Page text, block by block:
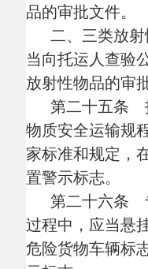
运人员进行运输安
方面的培训，确保
和押运人员熟悉有
及相关操作规程等
放射性物品道路
对驾驶人员、装卸
运输安全生产和基
核；考核不合格的
第三十三条 放
或者单位应当按照
定，对驾驶人员、
进行个人剂量监测
业健康监护档案。